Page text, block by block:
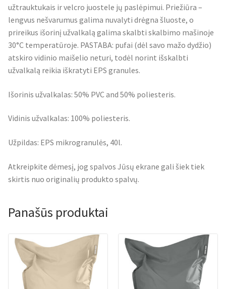
užtrauktukais ir velcro juostele jų paslėpimui. Priežiūra –
lengvus nešvarumus galima nuvalyti drėgna šluoste, o
prireikus išorinį užvalkalą galima skalbti skalbimo mašinoje
30°C temperatūroje. PASTABA: pufai (dėl savo mažo dydžio)
atskiro vidinio maišelio neturi, todėl norint išskalbti
užvalkalą reikia iškratyti EPS granules.
Išorinis užvalkalas: 50% PVC and 50% poliesteris.
Vidinis užvalkalas: 100% poliesteris.
Užpildas: EPS mikrogranulės, 40l.
Atkreipkite dėmesį, jog spalvos Jūsų ekrane gali šiek tiek
skirtis nuo originalių produkto spalvų.
Panašūs produktai